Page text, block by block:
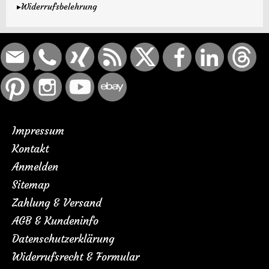
▸Widerrufsbelehrung
Impressum
Kontakt
Anmelden
Sitemap
Zahlung & Versand
AGB & Kundeninfo
Datenschutzerklärung
Widerrufsrecht & Formular